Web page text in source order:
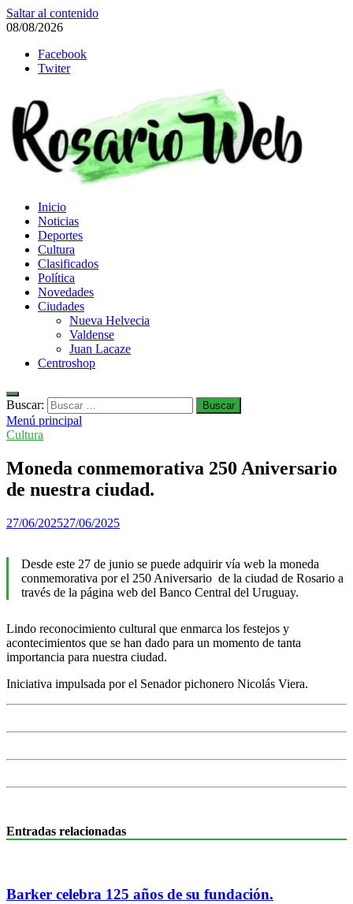
Saltar al contenido
08/08/2026
Facebook
Twiter
Rosario Web
Todas la noticias de Rosario y la zona
Inicio
Noticias
Deportes
Cultura
Clasificados
Política
Novedades
Ciudades
Nueva Helvecia
Valdense
Juan Lacaze
Centroshop
Buscar:
Menú principal
Cultura
Moneda conmemorativa 250 Aniversario
de nuestra ciudad.
27/06/202527/06/2025
Desde este 27 de junio se puede adquirir vía web la moneda
conmemorativa por el 250 Aniversario de la ciudad de Rosario a
través de la página web del Banco Central del Uruguay.
Lindo reconocimiento cultural que enmarca los festejos y
acontecimientos que se han dado para un momento de tanta
importancia para nuestra ciudad.
Iniciativa impulsada por el Senador pichonero Nicolás Viera.
Entradas relacionadas
Barker celebra 125 años de su fundación.